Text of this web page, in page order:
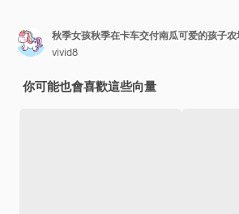
秋季女孩秋季在卡车交付南瓜可爱的孩子
vivid8
你可能也會喜歡這些向量